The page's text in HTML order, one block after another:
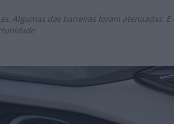
Algumas das barreiras foram atenuadas. E